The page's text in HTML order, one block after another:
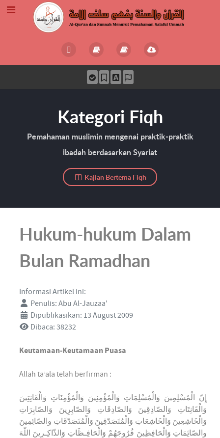
Kategori Fiqh
Pemahaman muslimin mengenai praktik-praktik
ibadah berdasarkan Syariat
Kajian Bertema Fiqh
Hukum-hukum Dalam
Bulan Ramadhan
Informasi Artikel ini:
Penulis: Abu Al-Jauzaa'
Dipublikasikan: 13 August 2009
Dibaca: 38232
Keutamaan-Keutamaan Puasa
Allah ta’ala telah berfirman :
إِنّ الْمُسْلِمِينَ وَالْمُسْلِمَاتِ وَالْمُؤْمِنِينَ وَالْمُؤْمِنَاتِ وَالْقَانِتِينَ
وَالْقَانِتَاتِ وَالصّادِقِينَ وَالصّادِقَاتِ وَالصّابِرِينَ وَالصّابِرَاتِ
وَالْخَاشِعِينَ وَالْخَاشِعَاتِ وَالْمُتَصَدّقِينَ وَالْمُتَصَدّقَاتِ والصّائِمِينَ
والصّائِمَاتِ وَالْحَافِظِينَ فُرُوجَهُمْ وَالْحَافِـظَاتِ وَالذّاكِـرِينَ اللّهَ